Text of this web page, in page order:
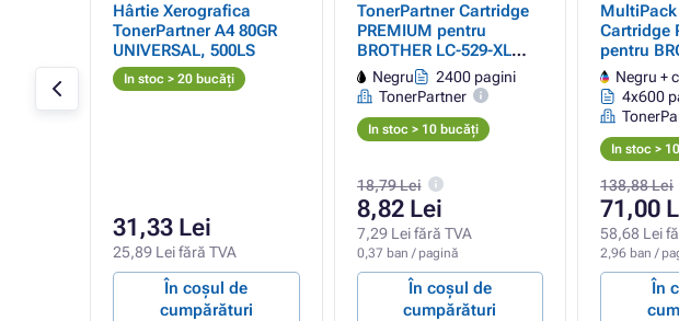
Hârtie Xerografica
TonerPartner A4 80GR
UNIVERSAL, 500LS
In stoc > 20 bucăți
31,33 Lei
25,89 Lei fără TVA
În coșul de
cumpărături
TonerPartner Cartridge
PREMIUM pentru
BROTHER LC-529-XL
(LC529XLBK), black
(negru)
Negru
2400 pagini
TonerPartner
In stoc > 10 bucăți
18,79 Lei
8,82 Lei
7,29 Lei fără TVA
0,37 ban / pagină
În coșul de
cumpărături
Cartridge
pentru
color
Negru +
4x600
In stoc >
138,88 Lei
71,00
58,68 Lei
2,96 ban /
În